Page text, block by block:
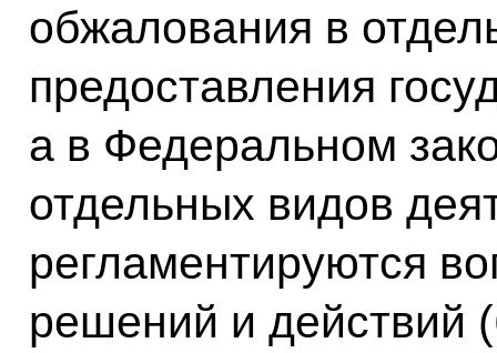
обжалования в
предоставления
а в Федеральном
отдельных видов
регламентируются
решений и действий